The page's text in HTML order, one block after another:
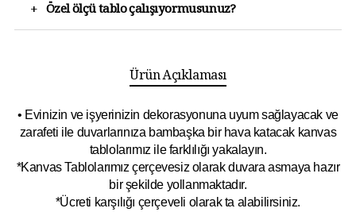
+ Özel ölçü tablo çalışıyormusunuz?
Ürün Açıklaması
• Evinizin ve işyerinizin dekorasyonuna uyum sağlayacak ve
zarafeti ile duvarlarınıza bambaşka bir hava katacak kanvas
tablolarımız ile farklılığı yakalayın.
*Kanvas Tablolarımız çerçevesiz olarak duvara asmaya hazır
bir şekilde yollanmaktadır.
*Ücreti karşılığı çerçeveli olarak ta alabilirsiniz.